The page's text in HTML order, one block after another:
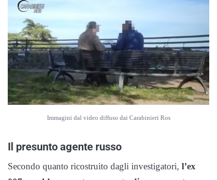
Immagini dal video diffuso dai Carabinieri Ros
Il presunto agente russo
Secondo quanto ricostruito dagli investigatori, l’ex